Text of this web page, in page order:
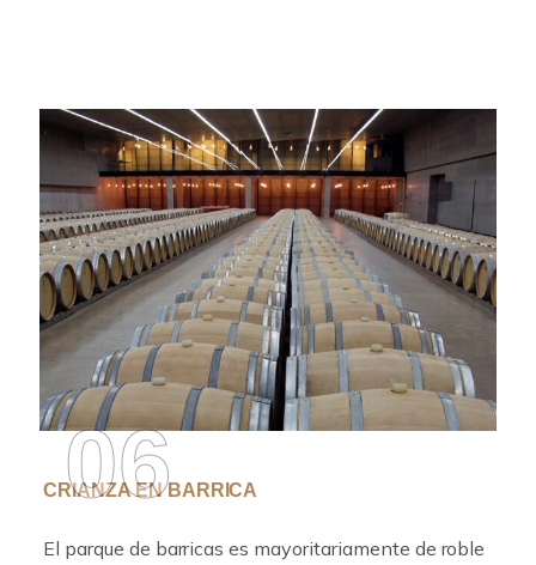
06
CRIANZA EN BARRICA
El parque de barricas es mayoritariamente de roble